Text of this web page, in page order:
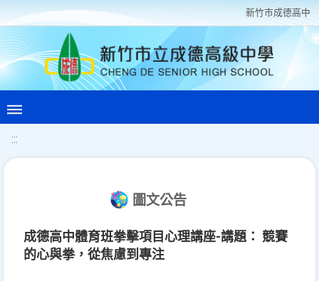
新竹巿成德高中
:::
圖文公告
成德高中體育班拳擊項目心理講座-講題： 競賽
的心與拳，從焦慮到專注